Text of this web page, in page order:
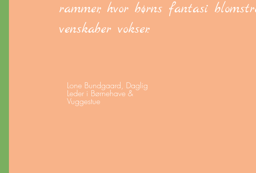
rammer, hvor børns fantasi
venskaber vokser.
Lone Bundgaard, Daglig
Leder i Børnehave &
Vuggestue